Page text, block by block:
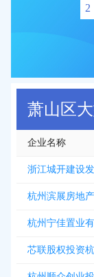
2
萧山区
企业名称
浙江城开建设
杭州滨展房地
杭州宁佳置业
芯联股权投资